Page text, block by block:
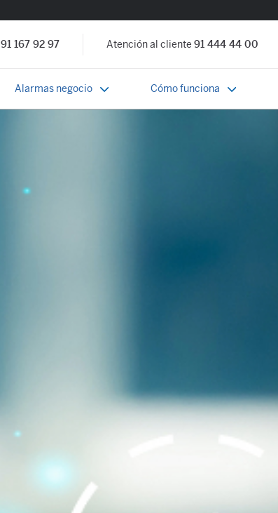
91 167 92 97 Atención al cliente91 444 44 00
Alarmas negocio Cómo funciona